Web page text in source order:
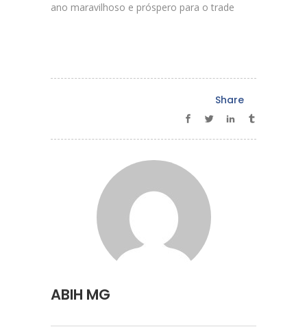
ano maravilhoso e próspero para o trade
Share
ABIH MG